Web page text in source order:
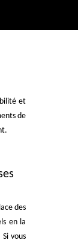
et
de
des
en la
vous